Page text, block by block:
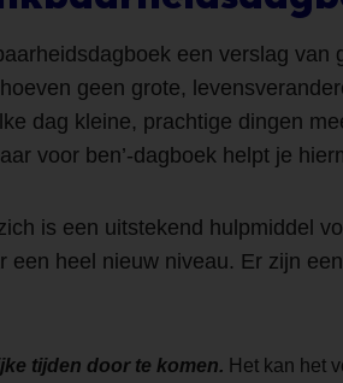
een verslag
geen grote,
dag kleine, prachtige dingen
voor ben’-dagboek helpt je
is een uitstekend hulpmiddel
een heel nieuw niveau. Er zijn
tijden door te komen. Het kan het